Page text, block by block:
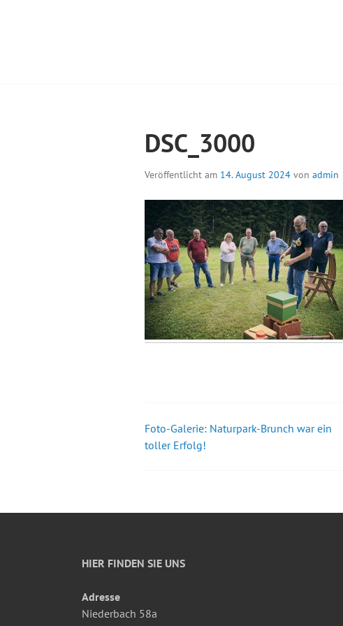
DSC_3000
Veröffentlicht am 14. August 2024 von admin
Beitrags-
Foto-Galerie: Naturpark-Brunch war ein
toller Erfolg!
HIER FINDEN SIE UNS
Adresse
Niederbach 58a